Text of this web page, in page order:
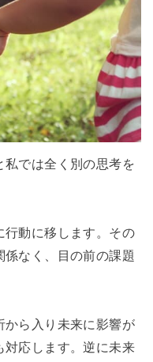
私では全く別の思考を
行動に移します。その
なく、目の前の課題
から入り未来に影響が
対応します。逆に未来